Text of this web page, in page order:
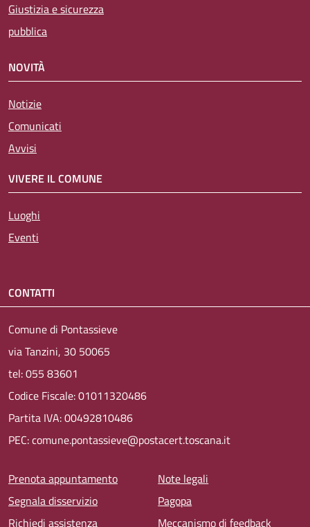
Giustizia e sicurezza
pubblica
NOVITÀ
Notizie
Comunicati
Avvisi
VIVERE IL COMUNE
Luoghi
Eventi
CONTATTI
Comune di Pontassieve
via Tanzini, 30 50065
tel: 055 83601
Codice Fiscale: 01011320486
Partita IVA: 00492810486
PEC: comune.pontassieve@postacert.toscana.it
Menu piè di pagina
Prenota appuntamento
Segnala disservizio
Richiedi assistenza
Note legali
Pagopa
Meccanismo di feedback